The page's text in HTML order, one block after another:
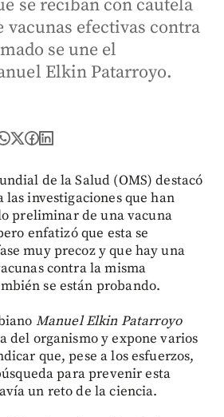
se reciban con cautela
vacunas efectivas contra
se une el
Elkin Patarroyo.
de la Salud (OMS) destacó
las investigaciones que han
preliminar de una vacuna
enfatizó que esta se
muy precoz y que hay una
contra la misma
se están probando.
Manuel Elkin Patarroyo
del organismo y expone varios
que, pese a los esfuerzos,
para prevenir esta
un reto de la ciencia.